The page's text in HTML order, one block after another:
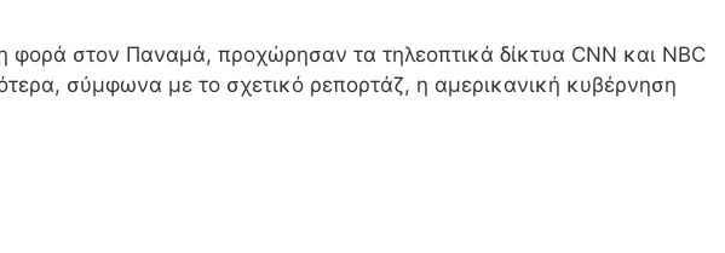
στον Παναμά, προχώρησαν τα τηλεοπτικά δίκτυα CNN και NBC
σύμφωνα με το σχετικό ρεπορτάζ, η αμερικανική κυβέρνηση